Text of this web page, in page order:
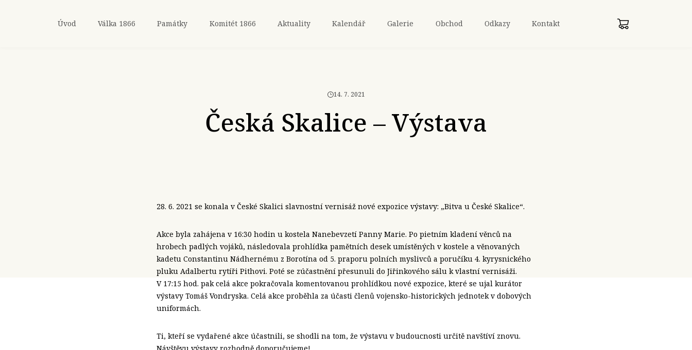
Úvod Válka 1866 Památky Komitét 1866 Aktuality Kalendář Galerie Obchod Odkazy Kontakt
14. 7. 2021
Česká Skalice – Výstava
28. 6. 2021 se konala v České Skalici slavnostní vernisáž nové expozice výstavy: „Bitva u České Skalice“.
Akce byla zahájena v 16:30 hodin u kostela Nanebevzetí Panny Marie. Po pietním kladení věnců na
hrobech padlých vojáků, následovala prohlídka pamětních desek umístěných v kostele a věnovaných
kadetu Constantinu Nádhernému z Borotína od 5. praporu polních myslivců a poručíku 4. kyrysnického
pluku Adalbertu rytíři Pithovi. Poté se zúčastnění přesunuli do Jiřinkového sálu k vlastní vernisáži.
V 17:15 hod. pak celá akce pokračovala komentovanou prohlídkou nové expozice, které se ujal kurátor
výstavy Tomáš Vondryska. Celá akce proběhla za účasti členů vojensko-historických jednotek v dobových
uniformách.
Ti, kteří se vydařené akce účastnili, se shodli na tom, že výstavu v budoucnosti určitě navštíví znovu.